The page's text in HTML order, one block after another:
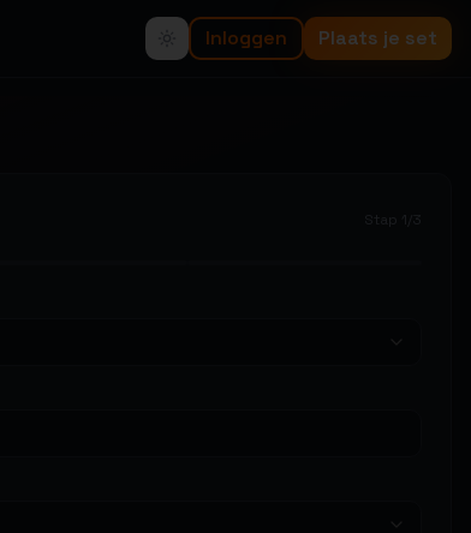
Inloggen Plaats je set